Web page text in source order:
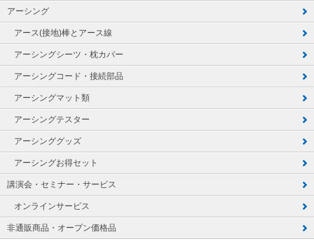
アーシング
アース(接地)棒とアース線
アーシングシーツ・枕カバー
アーシングコード・接続部品
アーシングマット類
アーシングテスター
アーシンググッズ
アーシングお得セット
講演会・セミナー・サービス
オンラインサービス
非通販商品・オープン価格品